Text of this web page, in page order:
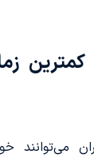
می‌توانند